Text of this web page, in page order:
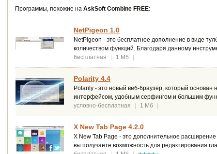
Программы, похожие на AskSoft Combine FREE:
NetPigeon 1.0
NetPigeon - это бесплатное дополнение в виде
количеством функций. Благодаря данному
бесплатная
| 1 Мб |
Polarity 4.4
Polarity - это новый веб-браузер, который
интерфейсом, удобным серфингом и большим
условно-бесплатная
| 1 Мб |
X New Tab Page 4.2.0
X New Tab Page - это дополнительное
вы получаете возможность для редактирования